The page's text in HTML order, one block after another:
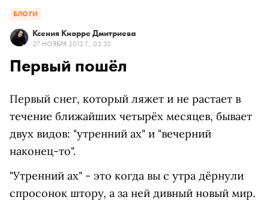
БЛОГИ
Ксения Кнорре Дмитриева
27 НОЯБРЯ 2013 Г., 03:33
Первый пошёл
Первый снег, который ляжет и не растает в
течение ближайших четырёх месяцев, бывает
двух видов: "утренний ах" и "вечерний
наконец-то".
"Утренний ах" - это когда вы с утра дёрнули
спросонок штору, а за ней дивный новый мир.